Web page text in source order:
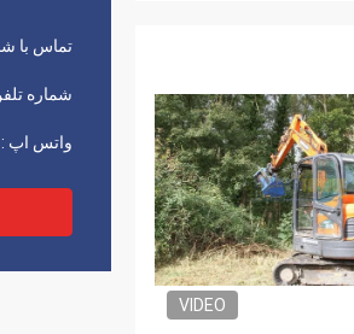
تماس با
شماره
واتس اپ :
VIDEO